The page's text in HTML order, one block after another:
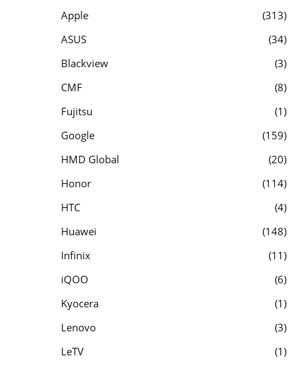
Apple
313
ASUS
34
Blackview
3
CMF
8
Fujitsu
1
Google
159
HMD Global
20
Honor
114
HTC
4
Huawei
148
Infinix
11
iQOO
6
Kyocera
1
Lenovo
3
LeTV
1